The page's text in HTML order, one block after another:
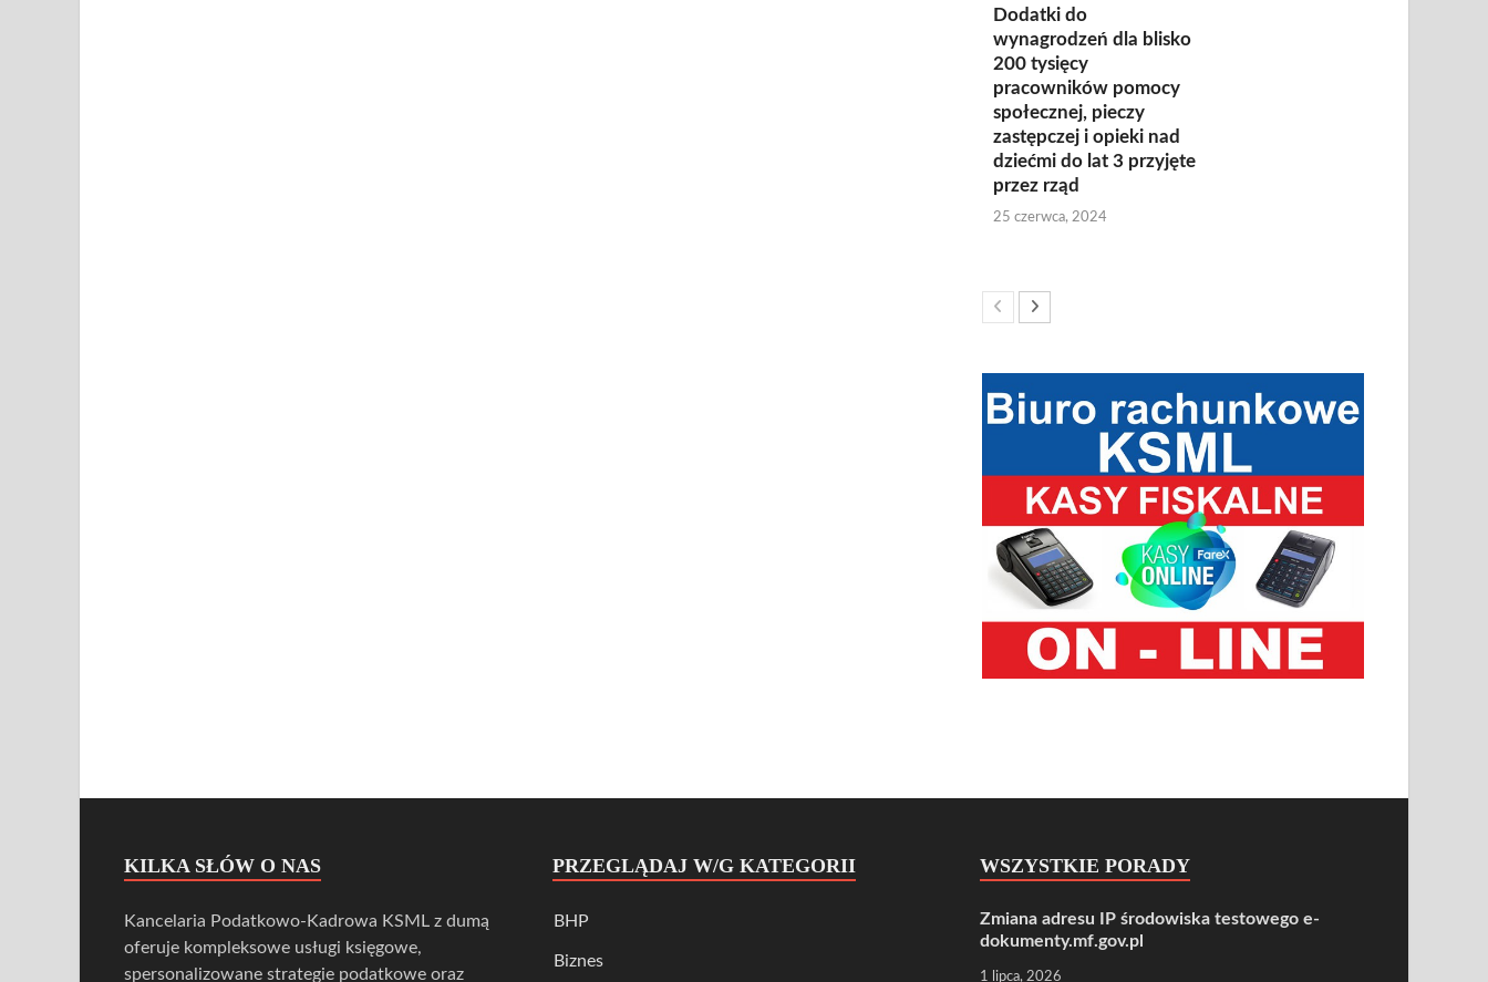
Dodatki do
wynagrodzeń dla blisko
200 tysięcy
pracowników pomocy
społecznej, pieczy
zastępczej i opieki nad
dziećmi do lat 3 przyjęte
przez rząd
25 czerwca, 2024
KILKA SŁÓW O NAS
Kancelaria Podatkowo-Kadrowa KSML z dumą
oferuje kompleksowe usługi księgowe,
spersonalizowane strategie podatkowe oraz
PRZEGLĄDAJ W/G KATEGORII
BHP
Biznes
WSZYSTKIE PORADY
Zmiana adresu IP środowiska testowego e-
dokumenty.mf.gov.pl
1 lipca, 2026